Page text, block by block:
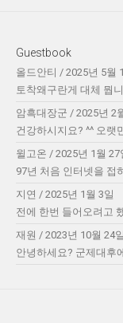
Guestbook
올드안티 / 2025년 5월
토착왜구란게 대체 뭡
암흑대장군 / 2025년 2
건강하시지요? ^^ 오랫
윌고온 / 2025년 1월 27
97년 처음 인터넷을 접
지연 / 2025년 1월 3일
전에 한번 들어오려고
재원 / 2023년 10월 24일
안녕하세요? 군제대후